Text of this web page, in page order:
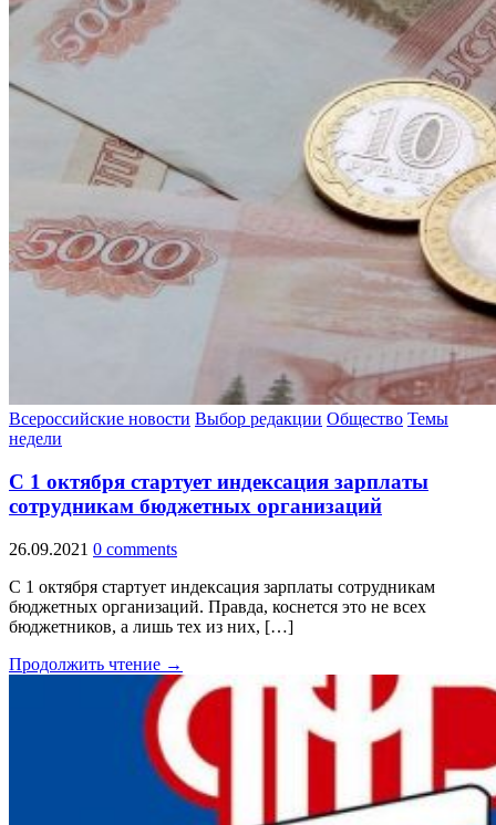
Всероссийские новости Выбор редакции Общество Темы
недели
С 1 октября стартует индексация зарплаты
сотрудникам бюджетных организаций
26.09.2021 0 comments
С 1 октября стартует индексация зарплаты сотрудникам
бюджетных организаций. Правда, коснется это не всех
бюджетников, а лишь тех из них, […]
Продолжить чтение →